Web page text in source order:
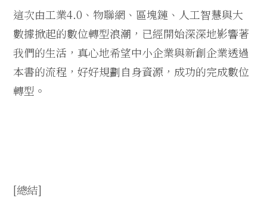
這次由工業4.0、物聯網、區塊鏈、人工智慧與大
數據掀起的數位轉型浪潮，已經開始深深地影響著
我們的生活，真心地希望中小企業與新創企業透過
本書的流程，好好規劃自身資源，成功的完成數位
轉型。
[總結]